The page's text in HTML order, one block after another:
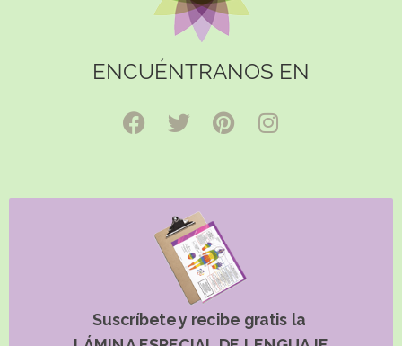
ENCUÉNTRANOS EN
Suscríbete y recibe gratis la